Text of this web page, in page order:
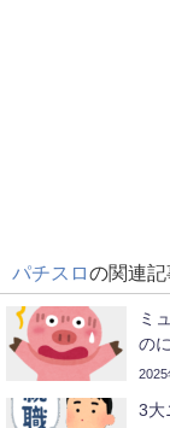
パチスロの関連記
ミ
の
2025
3大